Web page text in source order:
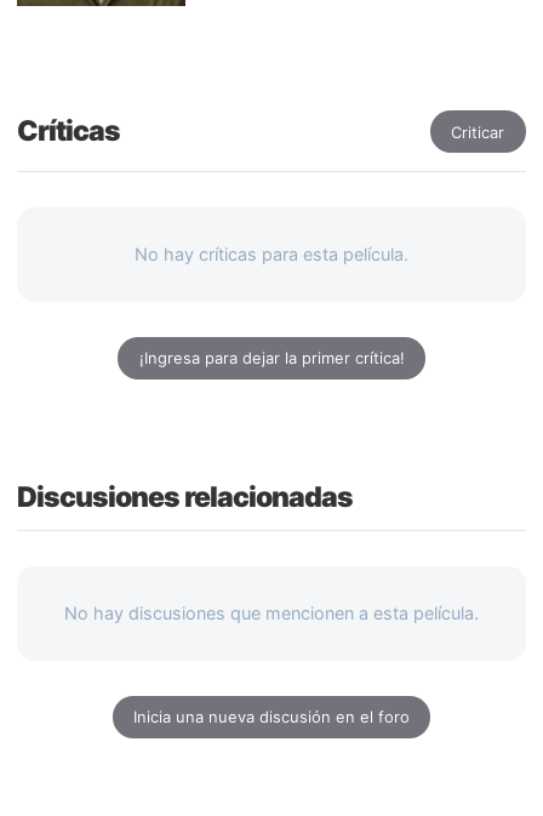
Críticas Criticar
No hay críticas para esta película.
¡Ingresa para dejar la primer crítica!
Discusiones relacionadas
No hay discusiones que mencionen a esta película.
Inicia una nueva discusión en el foro